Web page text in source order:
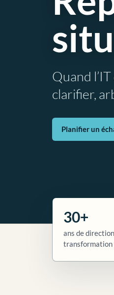
Quand
clarifier,
Planifier un
30+
ans de
transformation